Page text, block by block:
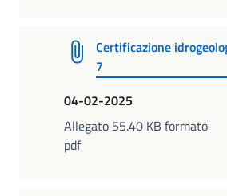
Certificazione
7
04-02-2025
Allegato 55.40 KB formato
pdf